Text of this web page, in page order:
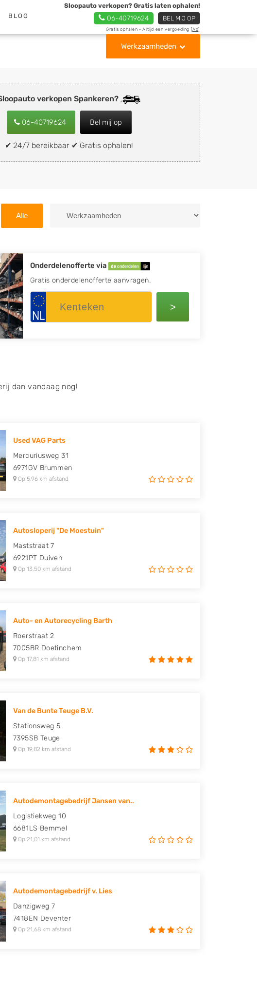
BLOG
Sloopauto verkopen? Gratis laten ophalen!
06-40719624 BEL MIJ OP
Gratis ophalen - Altijd een vergoeding [Ad]
Werkzaamheden
verkopen Spankeren?
06-40719624 Bel mij op
✔ 24/7 bereikbaar ✔ Gratis ophalen!
Alle
Onderdelenofferte via
Gratis onderdelenofferte aanvragen.
>
dan vandaag nog!
Used VAG Parts
Mercuriusweg 31
6971GV Brummen
Op 5,96 km afstand
Autosloperij "De Moestuin"
Maststraat 7
6921PT Duiven
Op 13,50 km afstand
Auto- en Autorecycling Barth
Roerstraat 2
7005BR Doetinchem
Op 17,81 km afstand
Van de Bunte Teuge B.V.
Stationsweg 5
7395SB Teuge
Op 19,82 km afstand
Autodemontagebedrijf Jansen van..
Logistiekweg 10
6681LS Bemmel
Op 21,01 km afstand
Autodemontagebedrijf v. Lies
Danzigweg 7
7418EN Deventer
Op 21,68 km afstand